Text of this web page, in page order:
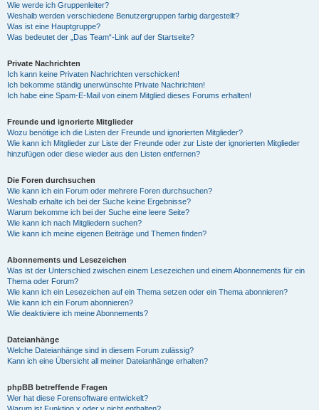
Wie werde ich Gruppenleiter?
Weshalb werden verschiedene Benutzergruppen farbig dargestellt?
Was ist eine Hauptgruppe?
Was bedeutet der „Das Team“-Link auf der Startseite?
Private Nachrichten
Ich kann keine Privaten Nachrichten verschicken!
Ich bekomme ständig unerwünschte Private Nachrichten!
Ich habe eine Spam-E-Mail von einem Mitglied dieses Forums erhalten!
Freunde und ignorierte Mitglieder
Wozu benötige ich die Listen der Freunde und ignorierten Mitglieder?
Wie kann ich Mitglieder zur Liste der Freunde oder zur Liste der ignorierten Mitglieder
hinzufügen oder diese wieder aus den Listen entfernen?
Die Foren durchsuchen
Wie kann ich ein Forum oder mehrere Foren durchsuchen?
Weshalb erhalte ich bei der Suche keine Ergebnisse?
Warum bekomme ich bei der Suche eine leere Seite?
Wie kann ich nach Mitgliedern suchen?
Wie kann ich meine eigenen Beiträge und Themen finden?
Abonnements und Lesezeichen
Was ist der Unterschied zwischen einem Lesezeichen und einem Abonnements für ein
Thema oder Forum?
Wie kann ich ein Lesezeichen auf ein Thema setzen oder ein Thema abonnieren?
Wie kann ich ein Forum abonnieren?
Wie deaktiviere ich meine Abonnements?
Dateianhänge
Welche Dateianhänge sind in diesem Forum zulässig?
Kann ich eine Übersicht all meiner Dateianhänge erhalten?
phpBB betreffende Fragen
Wer hat diese Forensoftware entwickelt?